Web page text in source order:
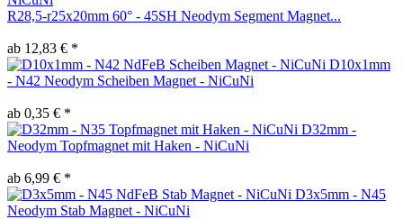
R28,5-r25x20mm 60° - 45SH Neodym Segment Magnet...
ab 12,83 € *
D10x1mm
- N42 Neodym Scheiben Magnet - NiCuNi
ab 0,35 € *
D32mm -
Neodym Topfmagnet mit Haken - NiCuNi
ab 6,99 € *
D3x5mm - N45
Neodym Stab Magnet - NiCuNi